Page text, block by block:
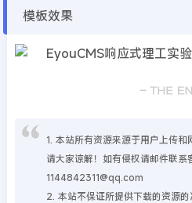
模板效果
1. 本站所有资源来源于用户上传和
请大家谅解！如有侵权请邮件联系
1144842311@qq.com
2. 本站不保证所提供下载的资源的